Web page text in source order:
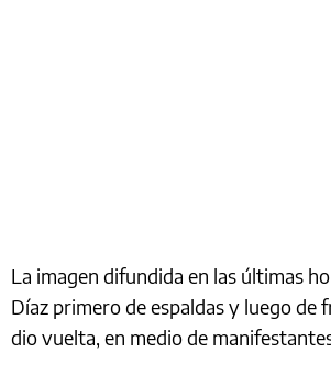
La imagen difundida en las últimas
Díaz primero de espaldas y luego de
dio vuelta, en medio de